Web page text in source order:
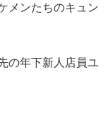
メンたちのキュン
の年下新人店員ユ